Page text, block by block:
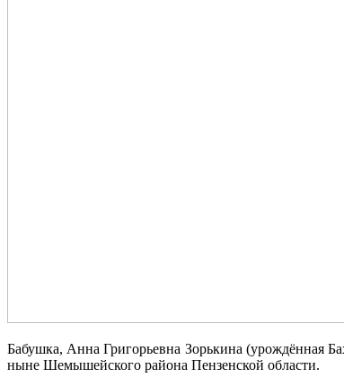
Бабушка, Анна Григорьевна Зорькина (урождённая
ныне Шемышейского района Пензенской области.